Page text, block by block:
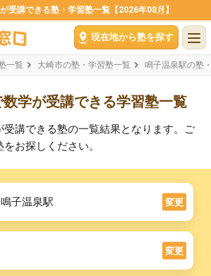
受講できる塾・学習塾一覧【2026年08月】
現在地から塾を探す
一覧 大崎市の塾・学習塾一覧 鳴子温泉駅の塾
学が受講できる学習塾一覧
受講できる塾の一覧結果となります。ご
お探しください。
鳴子温泉駅 変更
変更